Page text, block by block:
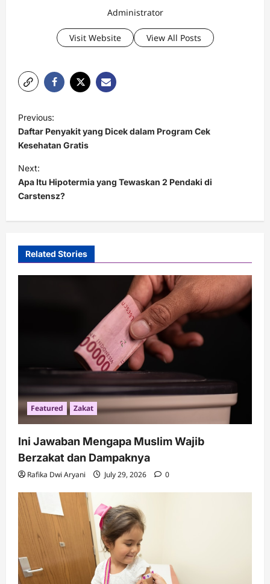
Administrator
Visit Website View All Posts
o
s
t
n
a
v
g
a
Previous:
Daftar Penyakit yang Dicek dalam Program Cek
Kesehatan Gratis
Next:
Apa Itu Hipotermia yang Tewaskan 2 Pendaki di
Carstensz?
Related Stories
Featured Zakat
Ini Jawaban Mengapa Muslim Wajib
Berzakat dan Dampaknya
Rafika Dwi Aryani July 29, 2026 0